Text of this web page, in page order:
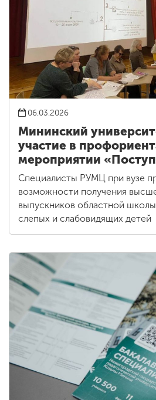
06.03.2026
Мининский
участие в
мероприятии
Специалисты РУМЦ при вузе
возможности получения
выпускников областной
слепых и слабовидящих детей